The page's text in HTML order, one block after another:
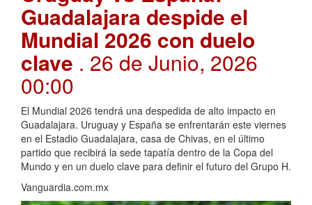
Guadalajara despide el
Mundial 2026 con duelo
clave . 26 de Junio, 2026
00:00
El Mundial 2026 tendrá una despedida de alto impacto en
Guadalajara. Uruguay y España se enfrentarán este viernes
en el Estadio Guadalajara, casa de Chivas, en el último
partido que recibirá la sede tapatía dentro de la Copa del
Mundo y en un duelo clave para definir el futuro del Grupo H.
Vanguardia.com.mx